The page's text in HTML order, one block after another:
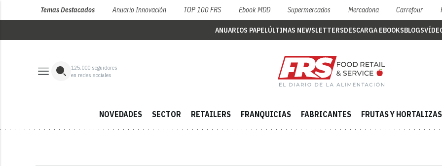
Temas Destacados Anuario Innovación TOP 100 FRS Ebook MDD Supermercados Mercadona Carrefour
ANUARIOS PAPELÚLTIMAS NEWSLETTERSDESCARGA EBOOKSBLOGS
125,000 seguidores
en redes sociales
NOVEDADES SECTOR RETAILERS FRANQUICIAS FABRICANTES FRUTAS Y HORTALIZAS